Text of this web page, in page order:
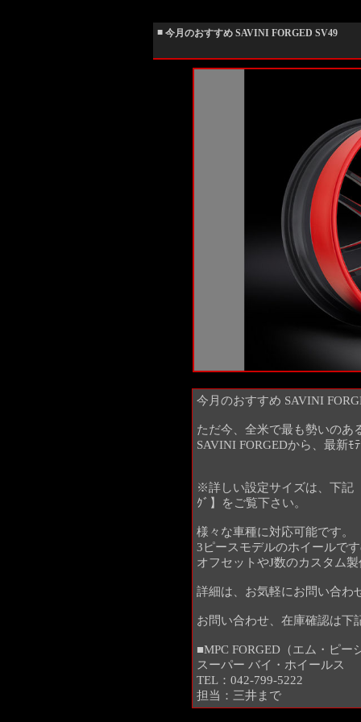
■ 今月のおすすめ SAVINI FORGED SV49
今月のおすすめ SAVINI
ただ今、全米で最も勢いのあ
SAVINI FORGEDから、最新ﾓ
※詳しい設定サイズは、下記
ｸﾞ】をご覧下さい。
様々な車種に対応可能です。
3ピースモデルのホイールで
オフセットやJ数のカスタム
詳細は、お気軽にお問い合わ
お問い合わせ、在庫確認は下
■MPC FORGED（エム・ピ
スーパー バイ・ホイールス
TEL：042-799-5222
担当：三井まで